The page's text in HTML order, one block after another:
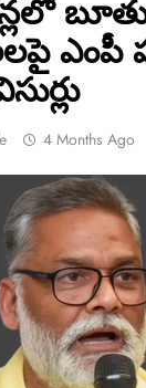
ఎంపీ
4 Months Ago